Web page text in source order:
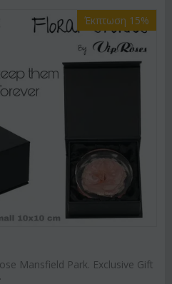
Έκπτωση 15%
Mansfield Park. Exclusive Gift